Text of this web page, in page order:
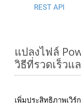
REST API
แปลงไฟล์
วิธีที่รวดเร็วแ
เพิ่มประสิทธิภาพเวิ